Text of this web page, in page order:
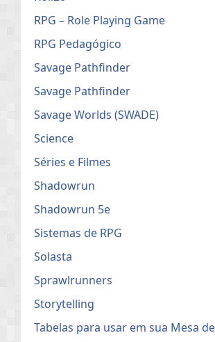
RPG – Role Playing Game
RPG Pedagógico
Savage Pathfinder
Savage Pathfinder
Savage Worlds (SWADE)
Science
Séries e Filmes
Shadowrun
Shadowrun 5e
Sistemas de RPG
Solasta
Sprawlrunners
Storytelling
Tabelas para usar em sua Mesa de